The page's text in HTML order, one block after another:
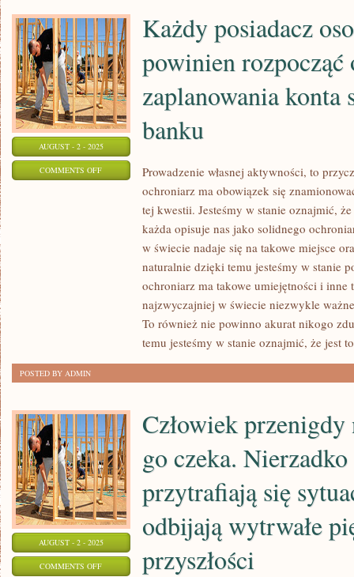
AUGUST - 2 - 2025
COMMENTS OFFON
POSIADACZ
OSOBISTEJ
ROZPOCZĄĆ
ZAPLANOWANIA
SŁUŻBOWEGO
Każdy posiadacz
powinien rozpocząć
zaplanowania konta
banku
Prowadzenie własnej aktywności, to
ochroniarz ma obowiązek się
tej kwestii. Jesteśmy w stanie oznajmić,
każda opisuje nas jako solidnego
w świecie nadaje się na takowe miejsce
naturalnie dzięki temu jesteśmy w stanie
ochroniarz ma takowe umiejętności i inne
najzwyczajniej w świecie niezwykle
To również nie powinno akurat nikogo
temu jesteśmy w stanie oznajmić, że jest to
POSTED BY ADMIN
AUGUST - 2 - 2025
COMMENTS OFFON
Człowiek
go czeka.
przytrafiają się
odbijają wytrwałe
przyszłości